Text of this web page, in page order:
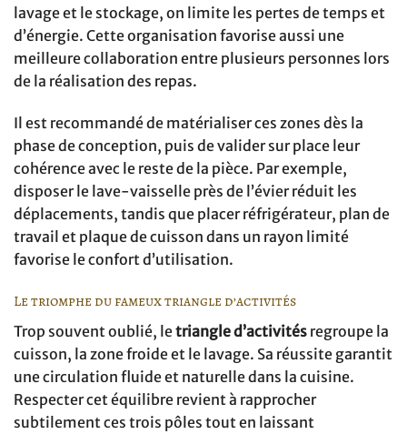
lavage et le stockage, on limite les pertes de temps et
d’énergie. Cette organisation favorise aussi une
meilleure collaboration entre plusieurs personnes lors
de la réalisation des repas.
Il est recommandé de matérialiser ces zones dès la
phase de conception, puis de valider sur place leur
cohérence avec le reste de la pièce. Par exemple,
disposer le lave-vaisselle près de l’évier réduit les
déplacements, tandis que placer réfrigérateur, plan de
travail et plaque de cuisson dans un rayon limité
favorise le confort d’utilisation.
Le triomphe du fameux triangle d’activités
Trop souvent oublié, letriangle d’activités regroupe la
cuisson, la zone froide et le lavage. Sa réussite garantit
une circulation fluide et naturelle dans la cuisine.
Respecter cet équilibre revient à rapprocher
subtilement ces trois pôles tout en laissant